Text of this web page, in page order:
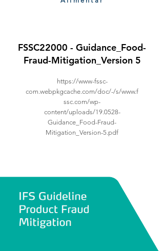
FSSC22000 - Guidance_Food-
Fraud-Mitigation_Version 5
https://www-fssc-
com.webpkgcache.com/doc/-/s/www.f
ssc.com/wp-
content/uploads/19.0528-
Guidance_Food-Fraud-
Mitigation_Version-5.pdf